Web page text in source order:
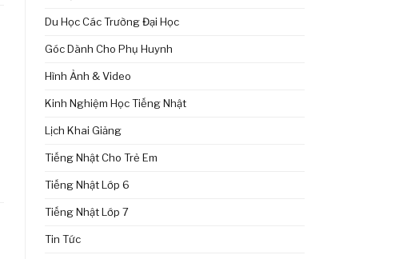
Du Học Các Trường Đại Học
Góc Dành Cho Phụ Huynh
Hình Ảnh & Video
Kinh Nghiệm Học Tiếng Nhật
Lịch Khai Giảng
Tiếng Nhật Cho Trẻ Em
Tiếng Nhật Lớp 6
Tiếng Nhật Lớp 7
Tin Tức